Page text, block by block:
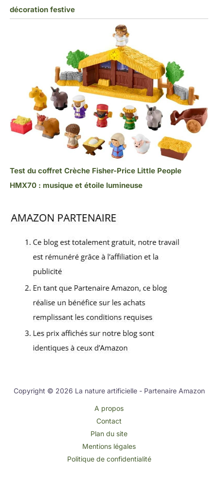
décoration festive
Test du coffret Crèche Fisher-Price Little People
HMX70 : musique et étoile lumineuse
Copyright © 2026 La nature artificielle - Partenaire Amazon
A propos
Contact
Plan du site
Mentions légales
Politique de confidentialité